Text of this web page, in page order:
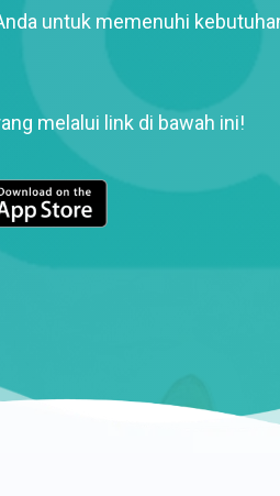
untuk memenuhi
melalui link di bawah ini!